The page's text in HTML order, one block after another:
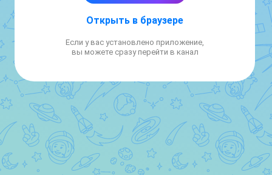
Открыть в браузере
Если у вас установлено приложение,
вы можете сразу перейти в канал